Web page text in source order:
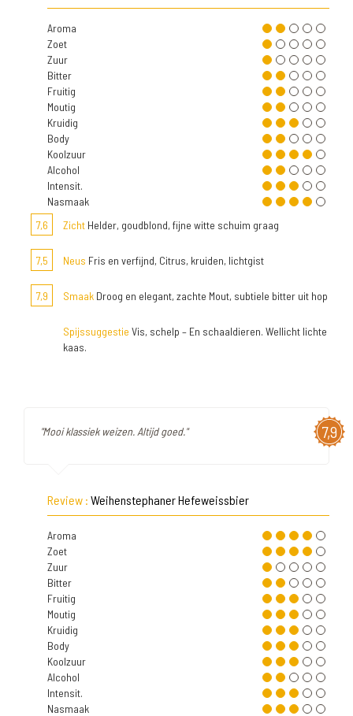
Aroma
Zoet
Zuur
Bitter
Fruitig
Moutig
Kruidig
Body
Koolzuur
Alcohol
Intensit.
Nasmaak
7,6
Zicht Helder, goudblond, fijne witte schuim graag
7,5 Neus Fris en verfijnd, Citrus, kruiden, lichtgist
7,9 Smaak Droog en elegant, zachte Mout, subtiele bitter uit hop
Spijssuggestie Vis, schelp – En schaaldieren. Wellicht lichte
kaas.
7,9
"Mooi klassiek weizen. Altijd goed."
Review : Weihenstephaner Hefeweissbier
Aroma
Zoet
Zuur
Bitter
Fruitig
Moutig
Kruidig
Body
Koolzuur
Alcohol
Intensit.
Nasmaak